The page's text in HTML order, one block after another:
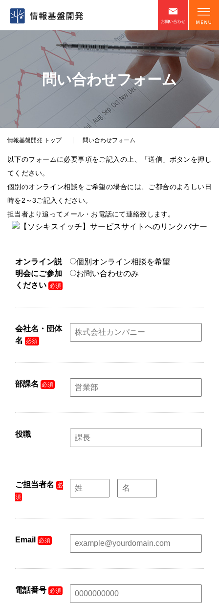
問い合わせフォーム
情報基盤開発 トップ 問い合わせフォーム
以下のフォームに必要事項をご記入の上、「送信」ボタンを押し
てください。
個別のオンライン相談をご希望の場合には、ご都合のよろしい日
時を2～3ご記入ください。
担当者より追ってメール・お電話にて連絡致します。
オンライン説
明会にご参加
ください 必須
個別オンライン相談を希望
お問い合わせのみ
会社名・団体
名
必須
部課名 必須
役職
ご担当者名
必
須
Email 必須
電話番号 必須